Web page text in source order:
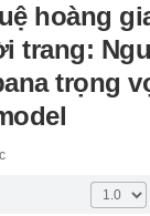
hoàng
trang:
trọng